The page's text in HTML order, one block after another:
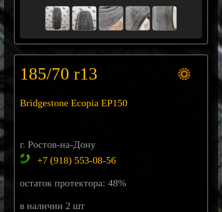
185/70 r13
Bridgestone Ecopia EP150
г. Ростов-на-Дону
+7 (918) 553-08-56
остаток протектора: 48%
в наличии 2 шт